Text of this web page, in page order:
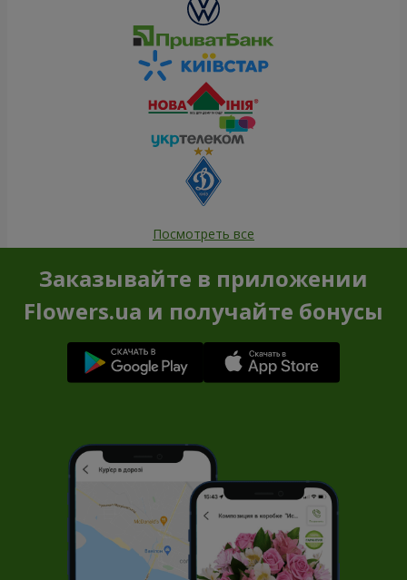
Посмотреть все
Заказывайте в приложении
Flowers.ua и получайте бонусы